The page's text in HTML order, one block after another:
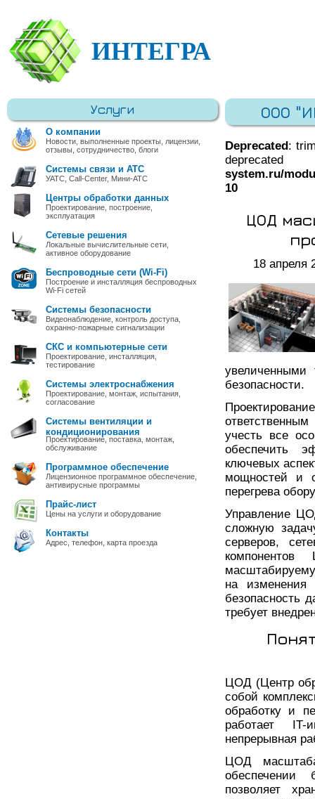
ИНТЕГРА
Услуги
О компании
Новости, выполненные проекты, лицензии,
отзывы, сотрудничество, блоги
Системы связи и АТС
УАТС, Call-Center, Мини-АТС
Центры обработки данных
Проектирование, построение,
эксплуатация
Сетевые решения
Локальные вычислительные сети,
активное оборудование
Беспроводные сети (Wi-Fi)
Построение и инсталляция беспроводных
Wi-Fi сетей
Системы безопасности
Видеонаблюдение, контроль доступа,
охранно-пожарные сигнализации
СКС и компьютерные сети
Проектирование, инсталляция,
тестирование
Системы электроснабжения
Проектирование, монтаж, испытания,
согласование
Системы вентиляции и
кондиционирования
Проектирование, поставка, монтаж,
обслуживание
Программное обеспечение
Лицензионное программное обеспечение,
антивирусные программы
Прайс-лист
Цены на услуги и оборудование
Контакты
Адрес, телефон, карта проезда
ООО
Deprecated:
system.ru/
10
ЦОД
18 апреля
увеличенными
безопасности.
учесть все
обеспечить
ключевых
мощностей и
перегрева
Управление
сложную
серверов,
на изменения
безопасность
требует
ЦОД (Центр
собой
обработку и
работает IT-
непрерывная
ЦОД
обеспечении
позволяет